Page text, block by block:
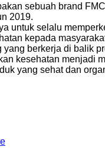
sebuah brand
2019.
untuk selalu
kepada
yang berkerja di balik
kesehatan menjadi
yang sehat dan